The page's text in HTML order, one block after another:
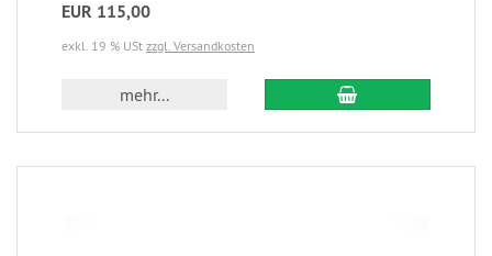
EUR 115,00
exkl. 19 % USt zzgl. Versandkosten
mehr...